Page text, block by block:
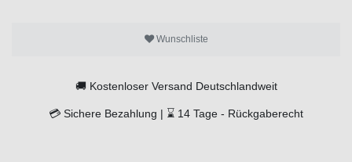
Wunschliste
🚚 Kostenloser Versand Deutschlandweit
💳 Sichere Bezahlung | ⌛ 14 Tage - Rückgaberecht